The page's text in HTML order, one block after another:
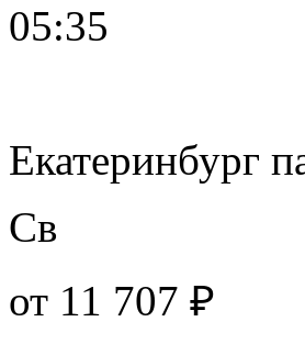
05:35
Екатеринбург
Св
от 11 707 ₽